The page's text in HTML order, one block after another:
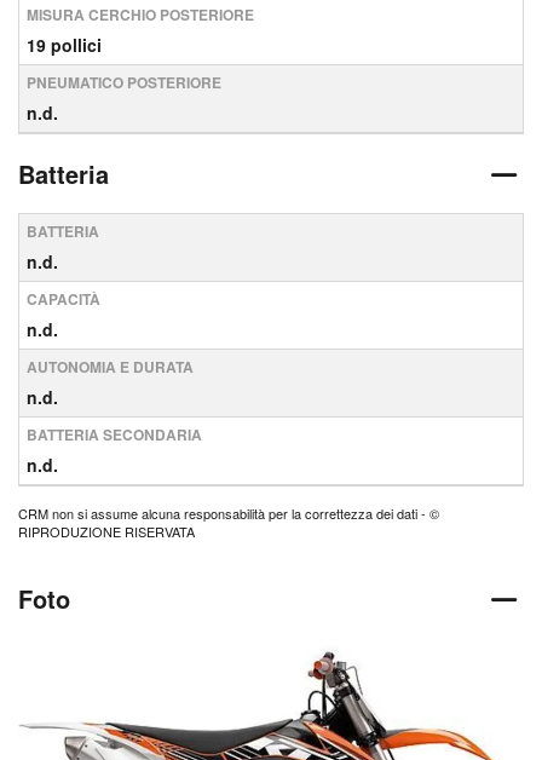
MISURA CERCHIO POSTERIORE
19 pollici
PNEUMATICO POSTERIORE
n.d.
Batteria
BATTERIA
n.d.
CAPACITÀ
n.d.
AUTONOMIA E DURATA
n.d.
BATTERIA SECONDARIA
n.d.
CRM non si assume alcuna responsabilità per la correttezza dei dati - ©
RIPRODUZIONE RISERVATA
Foto